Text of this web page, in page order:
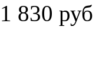
1 830 руб